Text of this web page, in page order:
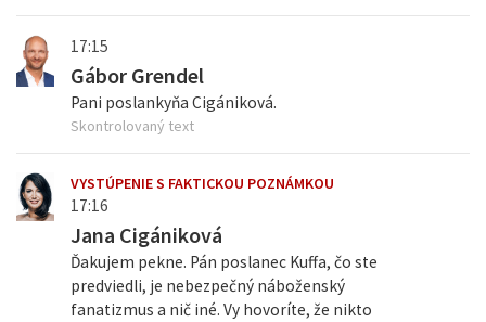
17:15
Gábor Grendel
Pani poslankyňa Cigániková.
Skontrolovaný text
VYSTÚPENIE S FAKTICKOU POZNÁMKOU
17:16
Jana Cigániková
Ďakujem pekne. Pán poslanec Kuffa, čo ste
predviedli, je nebezpečný náboženský
fanatizmus a nič iné. Vy hovoríte, že nikto